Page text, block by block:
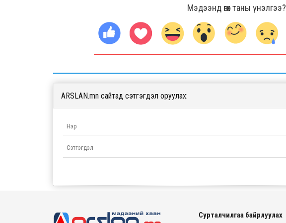
Мэдээнд өгөх таны үнэлгээ?
ARSLAN.mn сайтад сэтгэгдэл оруулах:
Сурталчилгаа байрлуулах